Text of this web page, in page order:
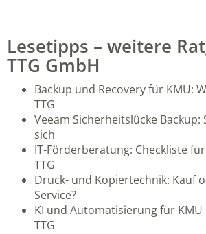
Lesetipps – weitere
TTG GmbH
Backup und Recovery für KMU:
TTG
Veeam Sicherheitslücke Backup:
sich
IT-Förderberatung: Checkliste
TTG
Druck- und Kopiertechnik: Kauf
Service?
KI und Automatisierung für
TTG